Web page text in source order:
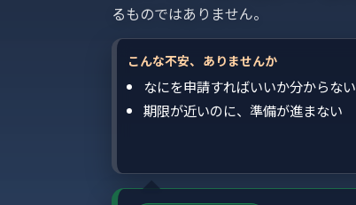
るものではありません。
こんな不安、ありませんか
なにを申請すればいいか分からない
期限が近いのに、準備が進まない